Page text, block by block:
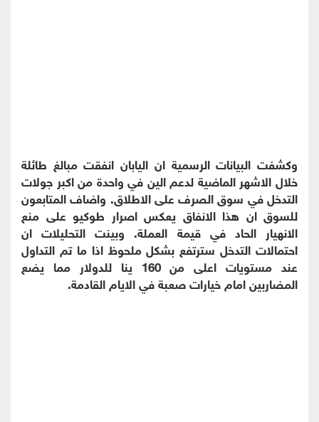
وكشفت البيانات الرسمية ان اليابان انفقت مبالغ طائلة
خلال الاشهر الماضية لدعم الين في واحدة من اكبر جولات
التدخل في سوق الصرف على الاطلاق. واضاف المتابعون
للسوق ان هذا الانفاق يعكس اصرار طوكيو على منع
الانهيار الحاد في قيمة العملة. وبينت التحليلات ان
احتمالات التدخل سترتفع بشكل ملحوظ اذا ما تم التداول
عند مستويات اعلى من 160 ينا للدولار مما يضع
المضاربين امام خيارات صعبة في الايام القادمة.